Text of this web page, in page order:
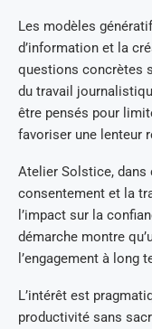
Les modèles
d’information et la
questions concrètes
du travail
être pensés pour
favoriser une lenteur
Atelier Solstice, dans
consentement et la
l’impact sur la
démarche montre
l’engagement à long
L’intérêt est
productivité sans